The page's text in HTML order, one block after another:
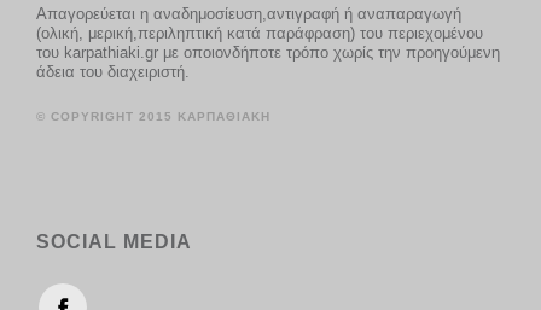
Απαγορεύεται η αναδημοσίευση,αντιγραφή ή αναπαραγωγή
(ολική, μερική,περιληπτική κατά παράφραση) του περιεχομένου
του karpathiaki.gr με οποιονδήποτε τρόπο χωρίς την προηγούμενη
άδεια του διαχειριστή.
© COPYRIGHT 2015 ΚΑΡΠΑΘΙΑΚΗ
SOCIAL MEDIA